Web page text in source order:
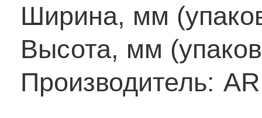
Ширина, мм
Высота, мм
Производитель: